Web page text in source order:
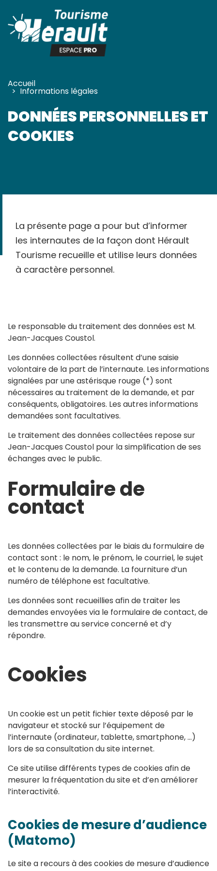
Accueil
> Informations légales
DONNÉES PERSONNELLES ET
COOKIES
La présente page a pour but d’informer
les internautes de la façon dont Hérault
Tourisme recueille et utilise leurs données
à caractère personnel.
Le responsable du traitement des données est M.
Jean-Jacques Coustol.
Les données collectées résultent d’une saisie
volontaire de la part de l’internaute. Les informations
signalées par une astérisque rouge (*) sont
nécessaires au traitement de la demande, et par
conséquents, obligatoires. Les autres informations
demandées sont facultatives.
Le traitement des données collectées repose sur
Jean-Jacques Coustol pour la simplification de ses
échanges avec le public.
Formulaire de
contact
Les données collectées par le biais du formulaire de
contact sont : le nom, le prénom, le courriel, le sujet
et le contenu de la demande. La fourniture d’un
numéro de téléphone est facultative.
Les données sont recueillies afin de traiter les
demandes envoyées via le formulaire de contact, de
les transmettre au service concerné et d’y
répondre.
Cookies
Un cookie est un petit fichier texte déposé par le
navigateur et stocké sur l’équipement de
l’internaute (ordinateur, tablette, smartphone, …)
lors de sa consultation du site internet.
Ce site utilise différents types de cookies afin de
mesurer la fréquentation du site et d’en améliorer
l’interactivité.
Cookies de mesure d’audience
(Matomo)
Le site a recours à des cookies de mesure d’audience